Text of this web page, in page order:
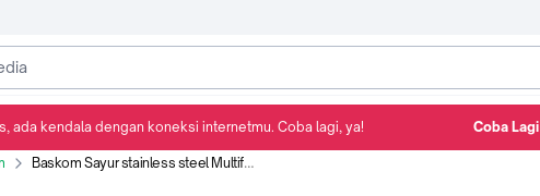
Baskom Sayur stainless steel Multifungsi 20cm
ada kendala dengan koneksi internetmu. Coba lagi, ya! Coba Lagi